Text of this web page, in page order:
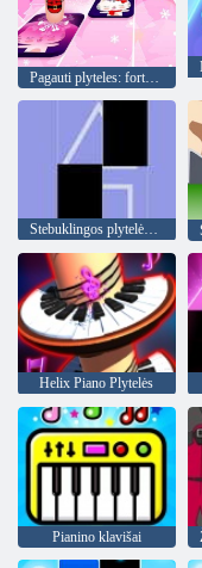
Stebuklingos plytelės - Piano Squid
Helix Piano Plytelės
Pianino klavišai